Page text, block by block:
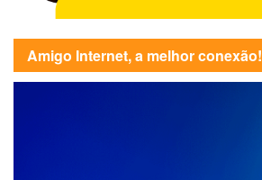
Amigo Internet, a melhor conexão!